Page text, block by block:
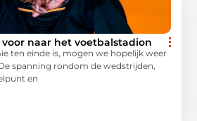
naar het voetbalstadion
ten einde is, mogen we hopelijk weer
spanning rondom de wedstrijden,
en